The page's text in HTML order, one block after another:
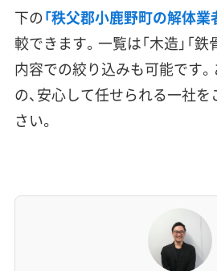
下の「秩父郡小鹿野町の解体業
較できます。一覧は「木造」「
内容での絞り込みも可能です
の、安心して任せられる一社
さい。